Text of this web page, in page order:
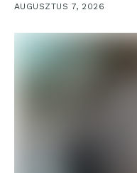
AUGUSZTUS 7, 2026